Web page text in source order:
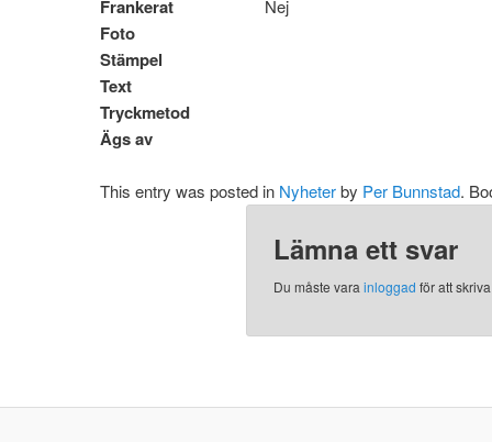
Frankerat
Nej
Foto
Stämpel
Text
Tryckmetod
Ägs av
This entry was posted in Nyheterby Per Bunnstad.
Lämna ett svar
Du måste varainloggad för att